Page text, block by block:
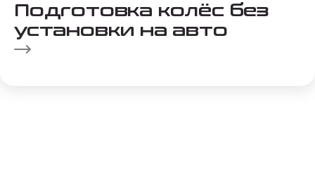
Подготовка колёс без
установки на авто